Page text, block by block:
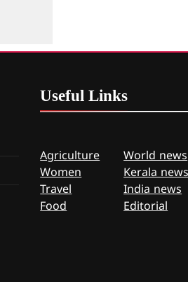
UsefulLinks
Agriculture
Women
Travel
Food
World news
Kerala
India news
Editorial